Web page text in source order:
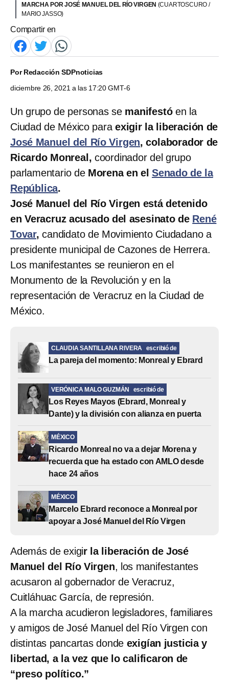
MARCHA POR JOSÉ MANUEL DEL RÍO VIRGEN (CUARTOSCURO /
MARIO JASSO)
Compartir en
PorRedacción SDPnoticias
diciembre 26, 2021 a las 17:20 GMT-6
Un grupo de personas se manifestó en la
Ciudad de México paraexigir la liberación de
José Manuel del Río Virgen, colaborador de
Ricardo Monreal, coordinador del grupo
parlamentario de Morena en elSenado de la
República.
José Manuel del Río Virgen está detenido
en Veracruz acusado del asesinato de René
Tovar, candidato de Movimiento Ciudadano a
presidente municipal de Cazones de Herrera.
Los manifestantes se reunieron en el
Monumento de la Revolución y en la
representación de Veracruz en la Ciudad de
México.
CLAUDIA SANTILLANA RIVERA escribió de
La pareja del momento: Monreal y Ebrard
VERÓNICA MALO GUZMÁN escribió de
Los Reyes Mayos (Ebrard, Monreal y
Dante) y la división con alianza en puerta
MÉXICO
Ricardo Monreal no va a dejar Morena y
recuerda que ha estado con AMLO desde
hace 24 años
MÉXICO
Marcelo Ebrard reconoce a Monreal por
apoyar a José Manuel del Río Virgen
Además de exigir la liberación de José
Manuel del Río Virgen, los manifestantes
acusaron al gobernador de Veracruz,
Cuitláhuac García, de represión.
A la marcha acudieron legisladores, familiares
y amigos de José Manuel del Río Virgen con
distintas pancartas donde exigían justicia y
libertad, a la vez que lo calificaron de
“preso político.”